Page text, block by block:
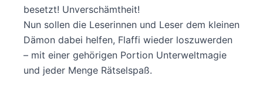
besetzt! Unverschämtheit!
Nun sollen die Leserinnen und Leser dem kleinen
Dämon dabei helfen, Flaffi wieder loszuwerden
– mit einer gehörigen Portion Unterweltmagie
und jeder Menge Rätselspaß.